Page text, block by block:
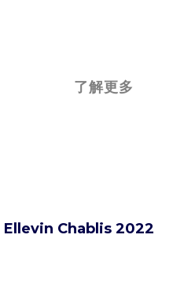
了解更多
Ellevin Chablis 2022